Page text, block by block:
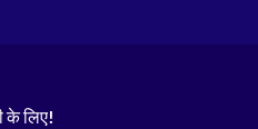
के लिए!